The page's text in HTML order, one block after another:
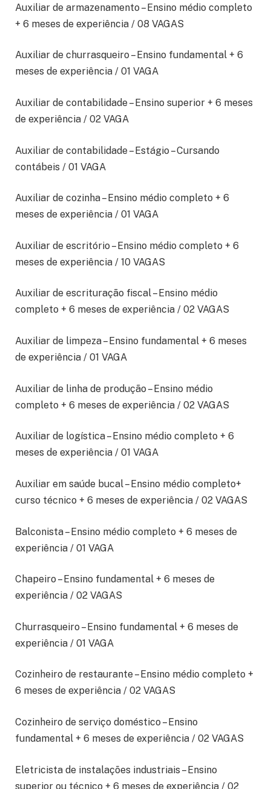
Auxiliar de armazenamento – Ensino médio completo
+ 6 meses de experiência / 08 VAGAS
Auxiliar de churrasqueiro – Ensino fundamental + 6
meses de experiência / 01 VAGA
Auxiliar de contabilidade – Ensino superior + 6 meses
de experiência / 02 VAGA
Auxiliar de contabilidade – Estágio – Cursando
contábeis / 01 VAGA
Auxiliar de cozinha – Ensino médio completo + 6
meses de experiência / 01 VAGA
Auxiliar de escritório – Ensino médio completo + 6
meses de experiência / 10 VAGAS
Auxiliar de escrituração fiscal – Ensino médio
completo + 6 meses de experiência / 02 VAGAS
Auxiliar de limpeza – Ensino fundamental + 6 meses
de experiência / 01 VAGA
Auxiliar de linha de produção – Ensino médio
completo + 6 meses de experiência / 02 VAGAS
Auxiliar de logística – Ensino médio completo + 6
meses de experiência / 01 VAGA
Auxiliar em saúde bucal – Ensino médio completo+
curso técnico + 6 meses de experiência / 02 VAGAS
Balconista – Ensino médio completo + 6 meses de
experiência / 01 VAGA
Chapeiro – Ensino fundamental + 6 meses de
experiência / 02 VAGAS
Churrasqueiro – Ensino fundamental + 6 meses de
experiência / 01 VAGA
Cozinheiro de restaurante – Ensino médio completo +
6 meses de experiência / 02 VAGAS
Cozinheiro de serviço doméstico – Ensino
fundamental + 6 meses de experiência / 02 VAGAS
Eletricista de instalações industriais – Ensino
superior ou técnico + 6 meses de experiência / 02